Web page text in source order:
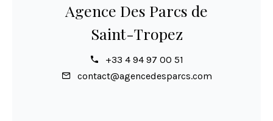
Agence Des Parcs de
Saint-Tropez
+33 4 94 97 00 51
contact@agencedesparcs.com